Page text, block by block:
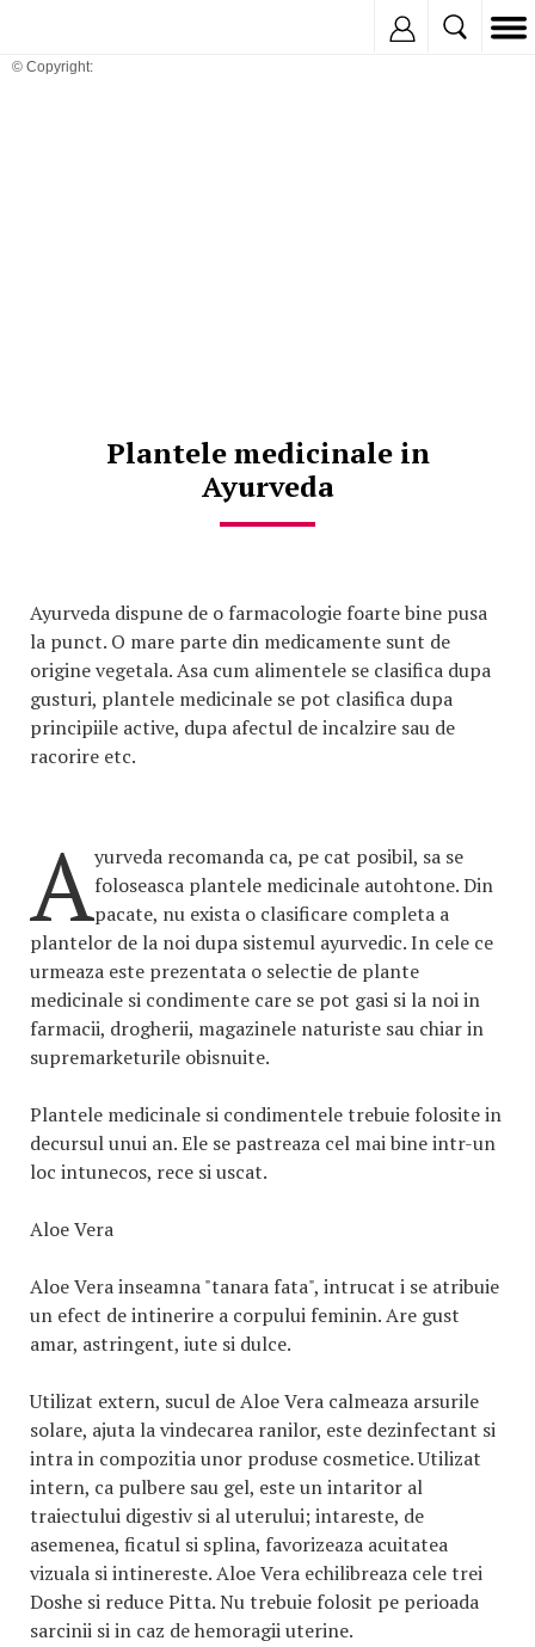
© Copyright:
Plantele medicinale in
Ayurveda
Ayurveda dispune de o farmacologie foarte bine pusa
la punct. O mare parte din medicamente sunt de
origine vegetala. Asa cum alimentele se clasifica dupa
gusturi, plantele medicinale se pot clasifica dupa
principiile active, dupa afectul de incalzire sau de
racorire etc.
Ayurveda recomanda ca, pe cat posibil, sa se
foloseasca plantele medicinale autohtone. Din
pacate, nu exista o clasificare completa a
plantelor de la noi dupa sistemul ayurvedic. In cele ce
urmeaza este prezentata o selectie de plante
medicinale si condimente care se pot gasi si la noi in
farmacii, drogherii, magazinele naturiste sau chiar in
supremarketurile obisnuite.
Plantele medicinale si condimentele trebuie folosite in
decursul unui an. Ele se pastreaza cel mai bine intr-un
loc intunecos, rece si uscat.
Aloe Vera
Aloe Vera inseamna "tanara fata", intrucat i se atribuie
un efect de intinerire a corpului feminin. Are gust
amar, astringent, iute si dulce.
Utilizat extern, sucul de Aloe Vera calmeaza arsurile
solare, ajuta la vindecarea ranilor, este dezinfectant si
intra in compozitia unor produse cosmetice. Utilizat
intern, ca pulbere sau gel, este un intaritor al
traiectului digestiv si al uterului; intareste, de
asemenea, ficatul si splina, favorizeaza acuitatea
vizuala si intinereste. Aloe Vera echilibreaza cele trei
Doshe si reduce Pitta. Nu trebuie folosit pe perioada
sarcinii si in caz de hemoragii uterine.